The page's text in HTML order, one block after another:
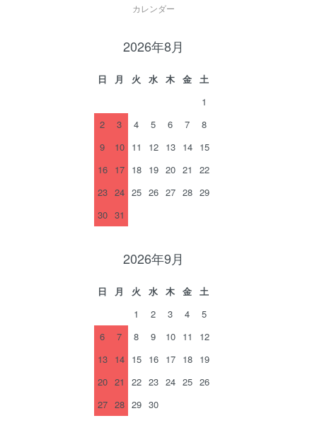
カレンダー
2026年8月
日 月 火 水 木 金 土
1
2
3 4 5 6 7
8
9
10 11 12 13 14
15
16
17 18 19 20 21
22
23 24 25 26 27 28 29
30 31
2026年9月
日 月 火 水 木 金 土
1
2 3 4
5
6
7 8 9 10 11
12
13
14 15 16 17 18
19
20 21 22 23 24 25 26
27 28 29 30